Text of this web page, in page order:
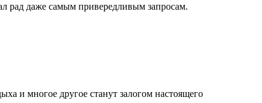
рад даже самым привередливым запросам.
и многое другое станут залогом настоящего